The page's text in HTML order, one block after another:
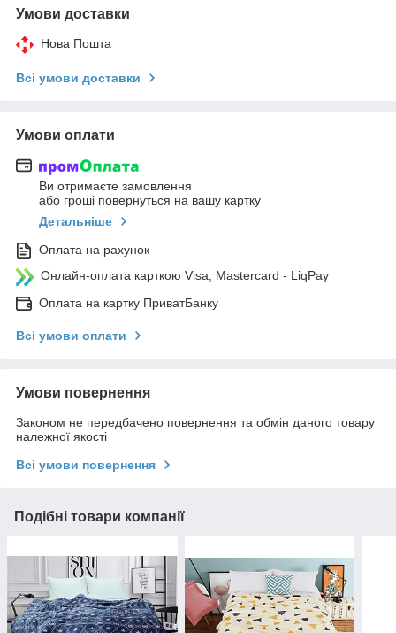
Умови доставки
Нова Пошта
Всі умови доставки
Умови оплати
Ви отримаєте замовлення
або гроші повернуться на вашу картку
Детальніше
Оплата на рахунок
Онлайн-оплата карткою Visa, Mastercard - LiqPay
Оплата на картку ПриватБанку
Всі умови оплати
Умови повернення
Законом не передбачено повернення та обмін даного товару
належної якості
Всі умови повернення
Подібні товари компанії